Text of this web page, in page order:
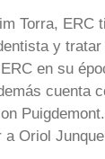
Torra, ERC
y
en su
cuenta
Oriol